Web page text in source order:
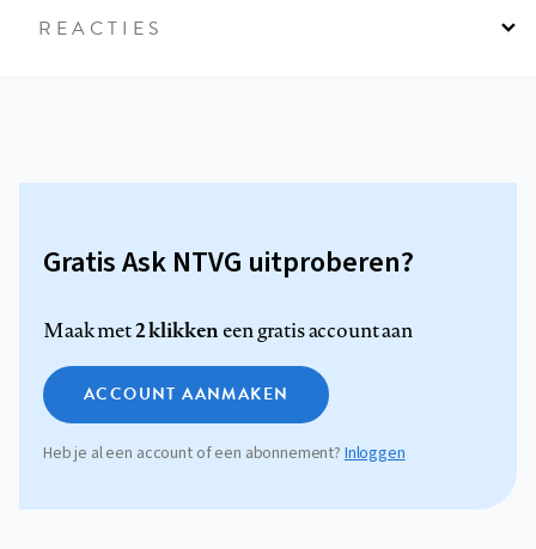
REACTIES
Gratis Ask NTVG uitproberen?
Maak met2 klikkeneen gratis account aan
ACCOUNT AANMAKEN
Heb je al een account of een abonnement? Inloggen